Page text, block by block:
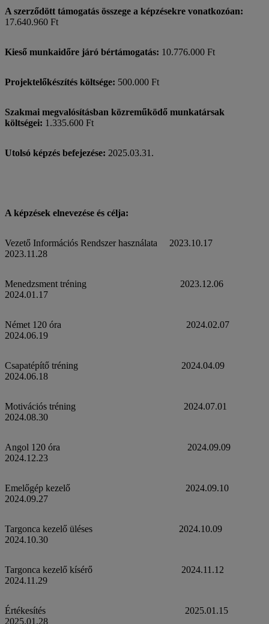
A szerződött támogatás összege a képzésekre vonatkozóan:
17.640.960 Ft
Kieső munkaidőre járó bértámogatás: 10.776.000 Ft
Projektelőkészítés költsége: 500.000 Ft
Szakmai megvalósításban közreműködő munkatársak
költségei: 1.335.600 Ft
Utolsó képzés befejezése: 2025.03.31.
A képzések elnevezése és célja:
Vezető Információs Rendszer használata 2023.10.17
2023.11.28
Menedzsment tréning 2023.12.06
2024.01.17
Német 120 óra 2024.02.07
2024.06.19
Csapatépítő tréning 2024.04.09
2024.06.18
Motivációs tréning 2024.07.01
2024.08.30
Angol 120 óra 2024.09.09
2024.12.23
Emelőgép kezelő 2024.09.10
2024.09.27
Targonca kezelő üléses 2024.10.09
2024.10.30
Targonca kezelő kísérő 2024.11.12
2024.11.29
Értékesítés 2025.01.15
2025.01.28